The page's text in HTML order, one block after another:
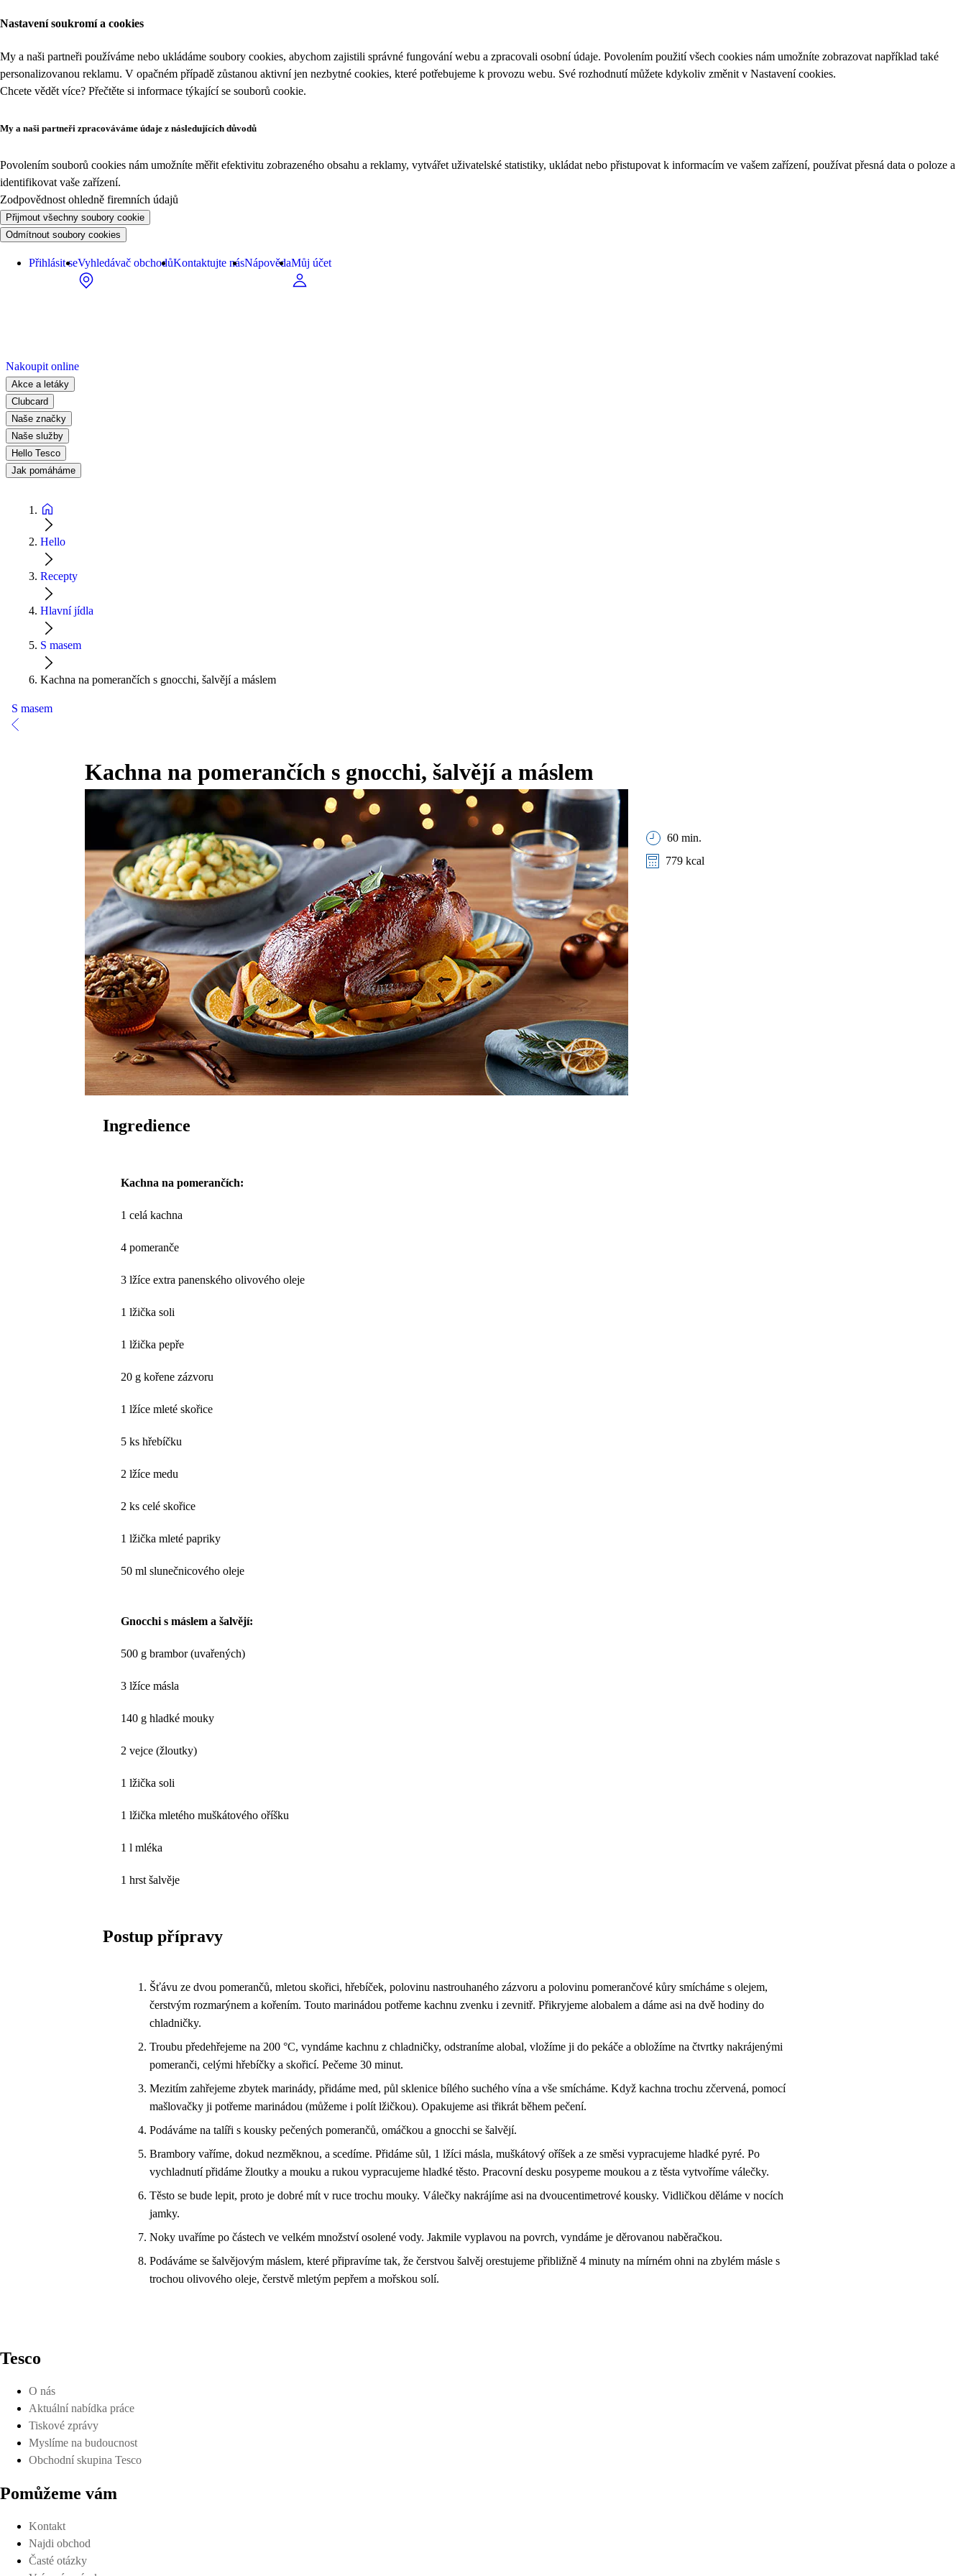
Nastavení soukromí a cookies
My a naši partneři používáme nebo ukládáme soubory cookies, abychom zajistili správné fungování webu a zpracovali osobní údaje. Povolením použití všech cookies nám umožníte zobrazovat například také
personalizovanou reklamu. V opačném případě zůstanou aktivní jen nezbytné cookies, které potřebujeme k provozu webu. Své rozhodnutí můžete kdykoliv změnit v Nastavení cookies.
Chcete vědět více? Přečtěte si informace týkající se souborů cookie.
My a naši partneři zpracováváme údaje z následujících důvodů
Povolením souborů cookies nám umožníte měřit efektivitu zobrazeného obsahu a reklamy, vytvářet uživatelské statistiky, ukládat nebo přistupovat k informacím ve vašem zařízení, používat přesná data o poloze a
identifikovat vaše zařízení.
Zodpovědnost ohledně firemních údajů
Přijmout všechny soubory cookie
Odmítnout soubory cookies
Přihlásit seVyhledávač obchodůKontaktujte násNápovědaMůj účet
Nakoupit online
Akce a letáky
Clubcard
Naše značky
Naše služby
Hello Tesco
Jak pomáháme
Hello
Recepty
Hlavní jídla
S masem
Kachna na pomerančích s gnocchi, šalvějí a máslem
S masem
Kachna na pomerančích s gnocchi, šalvějí a máslem
60 min.
779 kcal
Ingredience
Kachna na pomerančích:
1 celá kachna
4 pomeranče
3 lžíce extra panenského olivového oleje
1 lžička soli
1 lžička pepře
20 g kořene zázvoru
1 lžíce mleté skořice
5 ks hřebíčku
2 lžíce medu
2 ks celé skořice
1 lžička mleté papriky
50 ml slunečnicového oleje
Gnocchi s máslem a šalvějí:
500 g brambor (uvařených)
3 lžíce másla
140 g hladké mouky
2 vejce (žloutky)
1 lžička soli
1 lžička mletého muškátového oříšku
1 l mléka
1 hrst šalvěje
Postup přípravy
Šťávu ze dvou pomerančů, mletou skořici, hřebíček, polovinu nastrouhaného zázvoru a polovinu pomerančové kůry smícháme s olejem,
čerstvým rozmarýnem a kořením. Touto marinádou potřeme kachnu zvenku i zevnitř. Přikryjeme alobalem a dáme asi na dvě hodiny do
chladničky.
Troubu předehřejeme na 200 °C, vyndáme kachnu z chladničky, odstraníme alobal, vložíme ji do pekáče a obložíme na čtvrtky nakrájenými
pomeranči, celými hřebíčky a skořicí. Pečeme 30 minut.
Mezitím zahřejeme zbytek marinády, přidáme med, půl sklenice bílého suchého vína a vše smícháme. Když kachna trochu zčervená, pomocí
mašlovačky ji potřeme marinádou (můžeme i polít lžičkou). Opakujeme asi třikrát během pečení.
Podáváme na talíři s kousky pečených pomerančů, omáčkou a gnocchi se šalvějí.
Brambory vaříme, dokud nezměknou, a scedíme. Přidáme sůl, 1 lžíci másla, muškátový oříšek a ze směsi vypracujeme hladké pyré. Po
vychladnutí přidáme žloutky a mouku a rukou vypracujeme hladké těsto. Pracovní desku posypeme moukou a z těsta vytvoříme válečky.
Těsto se bude lepit, proto je dobré mít v ruce trochu mouky. Válečky nakrájíme asi na dvoucentimetrové kousky. Vidličkou děláme v nocích
jamky.
Noky uvaříme po částech ve velkém množství osolené vody. Jakmile vyplavou na povrch, vyndáme je děrovanou naběračkou.
Podáváme se šalvějovým máslem, které připravíme tak, že čerstvou šalvěj orestujeme přibližně 4 minuty na mírném ohni na zbylém másle s
trochou olivového oleje, čerstvě mletým pepřem a mořskou solí.
Tesco
O nás
Aktuální nabídka práce
Tiskové zprávy
Myslíme na budoucnost
Obchodní skupina Tesco
Pomůžeme vám
Kontakt
Najdi obchod
Časté otázky